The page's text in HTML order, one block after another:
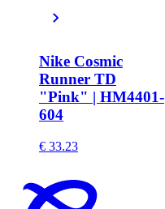
Nike Cosmic
Runner TD
"Pink" | HM4401-
604
€ 33.23